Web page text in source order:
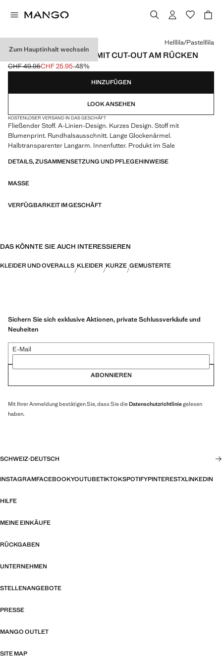
Zum Hauptinhalt wechseln
GEMUSTERTES KLEID MIT CUT-OUT AM RÜCKEN
Ausgangspreis durchgestrichen [CHF 49.95 ]
CHF 49.95
Aktueller Preis [CHF 25.95 ]
CHF 25.95-48%
Wählen Sie eine Farbe
Helllila/Pastelllila
HINZUFÜGEN
LOOK ANSEHEN
KOSTENLOSER VERSAND IN DAS GESCHÄFT
Fließender Stoff. A-Linien-Design. Kurzes Design. Stoff mit
Blumenprint. Rundhalsausschnitt. Lange Glockenärmel.
Halbtransparenter Langarm. Innenfutter. Produkt im Sale
DETAILS, ZUSAMMENSETZUNG UND PFLEGEHINWEISE
MASSE
VERFÜGBARKEIT IM GESCHÄFT
DAS KÖNNTE SIE AUCH INTERESSIEREN
KLEIDER UND OVERALLS KLEIDER KURZE GEMUSTERTE
Sichern Sie sich exklusive Aktionen, private Schlussverkäufe und
Neuheiten
E-Mail
ABONNIEREN
Mit Ihrer Anmeldung bestätigen Sie, dass Sie dieDatenschutzrichtliniegelesen
haben.
SCHWEIZ·DEUTSCH
INSTAGRAMFACEBOOKYOUTUBETIKTOKSPOTIFYPINTERESTXLINKEDIN
HILFE
MEINE EINKÄUFE
RÜCKGABEN
UNTERNEHMEN
STELLENANGEBOTE
PRESSE
MANGO OUTLET
SITE MAP